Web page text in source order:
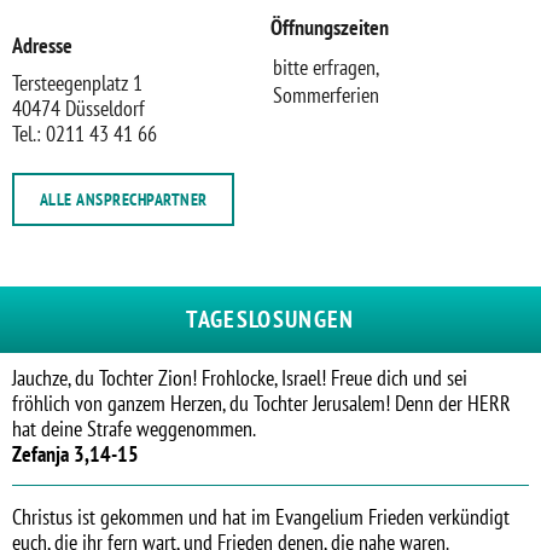
Adresse
Tersteegenplatz 1
40474 Düsseldorf
Tel.: 0211 43 41 66
Öffnungszeiten
bitte erfragen,
Sommerferien
ALLE ANSPRECHPARTNER
TAGESLOSUNGEN
Jauchze, du Tochter Zion! Frohlocke, Israel! Freue dich und sei
fröhlich von ganzem Herzen, du Tochter Jerusalem! Denn der HERR
hat deine Strafe weggenommen.
Zefanja 3,14-15
Christus ist gekommen und hat im Evangelium Frieden verkündigt
euch, die ihr fern wart, und Frieden denen, die nahe waren.